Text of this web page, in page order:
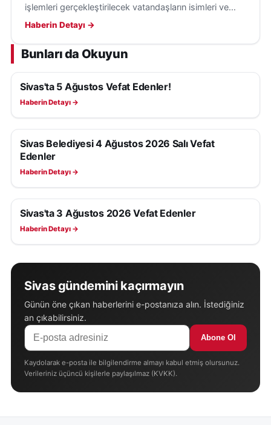
işlemleri gerçekleştirilecek vatandaşların isimleri ve
cenaze bilgileri belli oldu.
Haberin Detayı →
Bunları da Okuyun
SIVAS VEFAT EDENLER
Sivas'ta 5 Ağustos Vefat Edenler!
Haberin Detayı →
SIVAS VEFAT EDENLER
Sivas Belediyesi 4 Ağustos 2026 Salı Vefat
Edenler
Haberin Detayı →
SIVAS VEFAT EDENLER
Sivas'ta 3 Ağustos 2026 Vefat Edenler
Haberin Detayı →
Sivas gündemini kaçırmayın
Günün öne çıkan haberlerini e-postanıza alın. İstediğiniz
an çıkabilirsiniz.
Abone Ol
Kaydolarak e-posta ile bilgilendirme almayı kabul etmiş olursunuz.
Verileriniz üçüncü kişilerle paylaşılmaz (KVKK).